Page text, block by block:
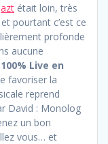
était loin, très
pourtant c’est ce
profonde
aucune
Live en
favoriser la
reprend
David : Monolog
un bon
vous… et